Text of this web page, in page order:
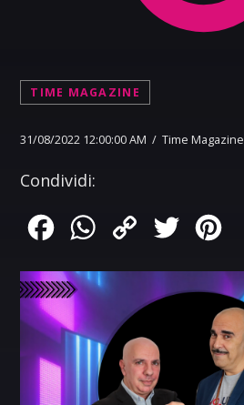
TIME MAGAZINE
31/08/2022 12:00:00 AM / Time Magazine
Condividi:
FacebookWhatsApp
Copy
Twitter